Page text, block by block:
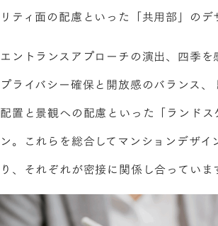
リティ面の配慮といった「共用部」のデ
エントランスアプローチの演出、四季を
プライバシー確保と開放感のバランス
配置と景観への配慮といった「ランドス
ン。これらを総合してマンションデザイ
り、それぞれが密接に関係し合っていま